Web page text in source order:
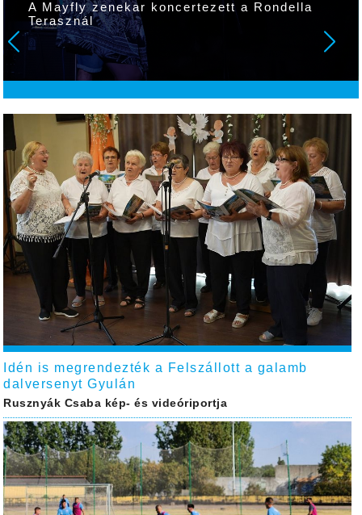
A Mayfly zenekar koncertezett a Rondella
Terasznál
Idén is megrendezték a Felszállott a galamb
dalversenyt Gyulán
Rusznyák Csaba kép- és videóriportja